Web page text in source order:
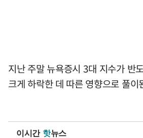
지난 주말 뉴욕증시 3대 지수가 반
크게 하락한 데 따른 영향으로 풀이
이시간 핫뉴스